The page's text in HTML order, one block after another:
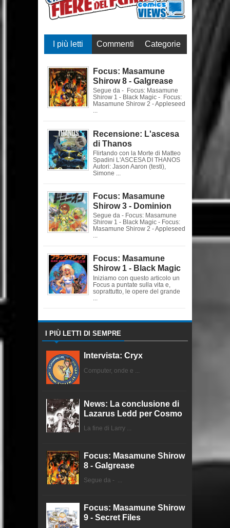
I più letti Commenti Categorie
Focus: Masamune
Shirow 8 - Galgrease
Segue da - Focus: Masamune
Shirow 1 - Black Magic - Focus:
Masamune Shirow 2 - Appleseed
...
Recensione: L'ascesa
di Thanos
Flirtando con la Morte di Matteo
Spadini L'ASCESA DI THANOS
Autori: Jason Aaron (testi),
Simone ...
Focus: Masamune
Shirow 3 - Dominion
Segue da - Focus: Masamune
Shirow 1 - Black Magic - Focus:
Masamune Shirow 2 - Appleseed
Focus: Masamune
Shirow 1 - Black Magic
Iniziamo con questo articolo un
Focus a puntate sulla vita e,
soprattutto, le opere del grande
I PIÙ LETTI DI SEMPRE
Intervista: Cryx
Computer, onde e ...
News: La conclusione di
Lazarus Ledd per Cosmo
La fine di Larry ...
Focus: Masamune Shirow
8 - Galgrease
Segue da - ...
Focus: Masamune Shirow
9 - Secret Files